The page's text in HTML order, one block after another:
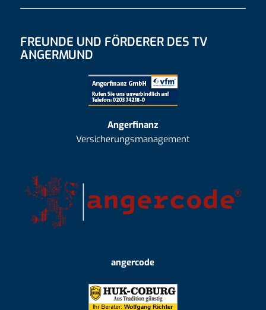
FREUNDE UND FÖRDERER DES TV
ANGERMUND
Angerfinanz
Versicherungsmanagement
angercode